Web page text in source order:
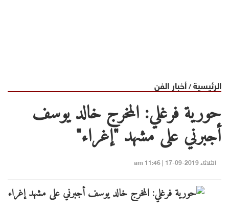
الرئيسية/أخبار الفن
حورية فرغلي: المخرج خالد يوسف
أجبرني على مشهد "إغراء"
الثلاثاء 2019-09-17 | 11:46 am